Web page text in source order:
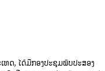
ທດ, ໄດ້ມີກອງປະຊຸມພົບປະສອງ